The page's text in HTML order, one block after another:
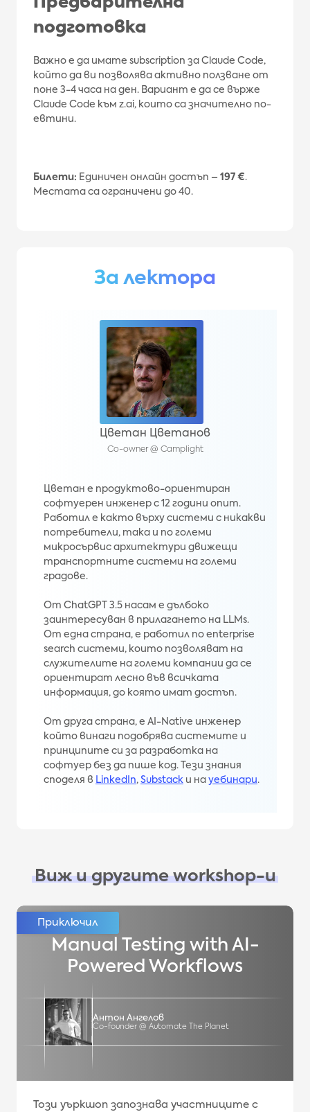
подготовка
Важно е да имате subscription за Claude Code,
който да ви позволява активно ползване от
поне 3-4 часа на ден. Вариант е да се върже
Claude Code към z.ai, които са значително по-
евтини.
Билети: Единичен онлайн достъп – 197 €.
Местата са ограничени до 40.
За лектора
Цветан Цветанов
Co-owner @ Camplight
Цветан е продуктово-ориентиран
софтуерен инженер с 12 години опит.
Работил е както върху системи с никакви
потребители, така и по големи
микросървис архитектури движещи
транспортните системи на големи
градове.
От ChatGPT 3.5 насам е дълбоко
заинтересуван в прилагането на LLMs.
От една страна, е работил по enterprise
search системи, които позволяват на
служителите на големи компании да се
ориентират лесно във всичката
информация, до която имат достъп.
От друга страна, е AI-Native инженер
който винаги подобрява системите и
принципите си за разработка на
софтуер без да пише код. Тези знания
споделя в LinkedIn, Substack и на уебинари.
Виж и другите workshop-и
Manual Testing with AI-
Powered Workflows
Антон Ангелов
Co-founder @ Automate The Planet
Този уъркшоп запознава участниците с